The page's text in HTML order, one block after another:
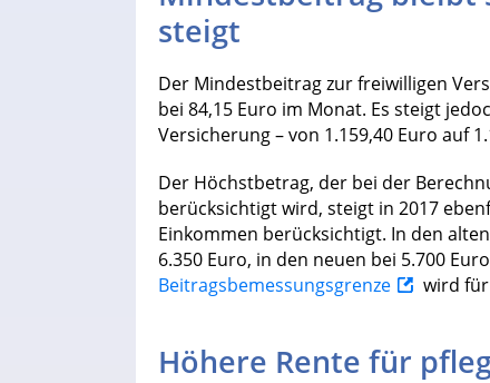
steigt
Der Mindestbeitrag zur freiwilligen
bei 84,15 Euro im Monat. Es steigt
Versicherung – von 1.159,40 Euro auf
Der Höchstbetrag, der bei der
berücksichtigt wird, steigt in 2017
Einkommen berücksichtigt. In den
6.350 Euro, in den neuen bei 5.700
Beitragsbemessungsgrenze
wird
Höhere Rente für